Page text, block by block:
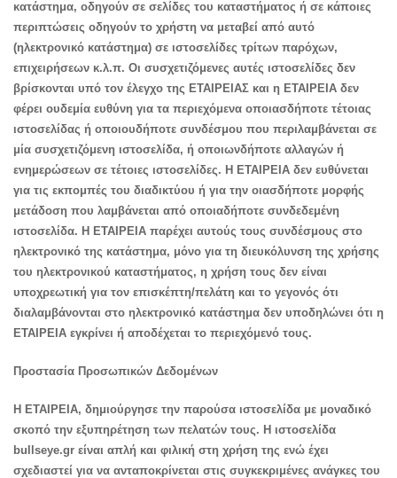
κατάστημα, οδηγούν σε σελίδες του καταστήματος ή σε κάποιες
περιπτώσεις οδηγούν το χρήστη να μεταβεί από αυτό
(ηλεκτρονικό κατάστημα) σε ιστοσελίδες τρίτων παρόχων,
επιχειρήσεων κ.λ.π. Οι συσχετιζόμενες αυτές ιστοσελίδες δεν
βρίσκονται υπό τον έλεγχο της ΕΤΑΙΡΕΙΑΣ και η ΕΤΑΙΡΕΙΑ δεν
φέρει ουδεμία ευθύνη για τα περιεχόμενα οποιασδήποτε τέτοιας
ιστοσελίδας ή οποιουδήποτε συνδέσμου που περιλαμβάνεται σε
μία συσχετιζόμενη ιστοσελίδα, ή οποιωνδήποτε αλλαγών ή
ενημερώσεων σε τέτοιες ιστοσελίδες. Η EΤΑΙΡΕΙΑ δεν ευθύνεται
για τις εκπομπές του διαδικτύου ή για την οιασδήποτε μορφής
μετάδοση που λαμβάνεται από οποιαδήποτε συνδεδεμένη
ιστοσελίδα. Η ΕΤΑΙΡΕΙΑ παρέχει αυτούς τους συνδέσμους στο
ηλεκτρονικό της κατάστημα, μόνο για τη διευκόλυνση της χρήσης
του ηλεκτρονικού καταστήματος, η χρήση τους δεν είναι
υποχρεωτική για τον επισκέπτη/πελάτη και το γεγονός ότι
διαλαμβάνονται στο ηλεκτρονικό κατάστημα δεν υποδηλώνει ότι η
ΕΤΑΙΡΕΙΑ εγκρίνει ή αποδέχεται το περιεχόμενό τους.
Προστασία Προσωπικών Δεδομένων
H ΕΤΑΙΡΕΙΑ, δημιούργησε την παρούσα ιστοσελίδα με μοναδικό
σκοπό την εξυπηρέτηση των πελατών τους. Η ιστοσελίδα
bullseye.gr είναι απλή και φιλική στη χρήση της ενώ έχει
σχεδιαστεί για να ανταποκρίνεται στις συγκεκριμένες ανάγκες του